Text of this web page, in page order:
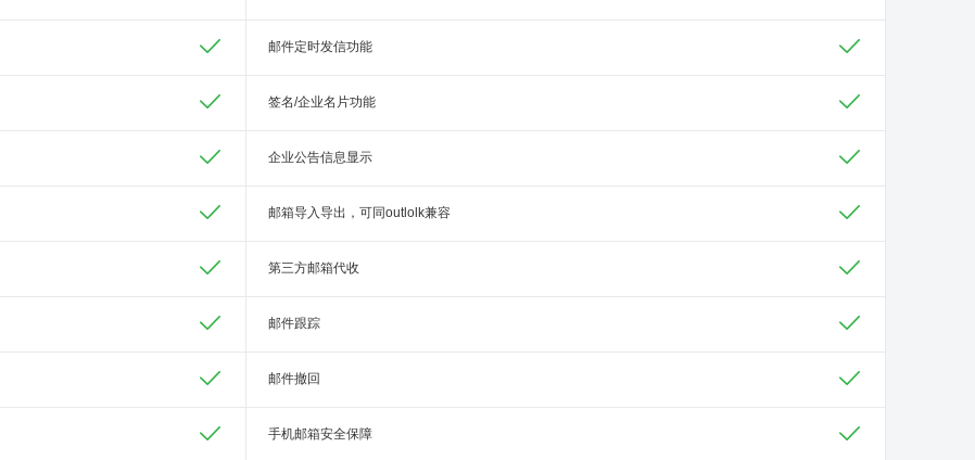
邮件定时发信功能
签名/企业名片功能
企业公告信息显示
邮箱导入导出，可同outlolk兼容
第三方邮箱代收
邮件跟踪
邮件撤回
手机邮箱安全保障